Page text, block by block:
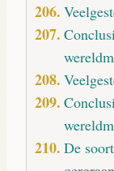
De